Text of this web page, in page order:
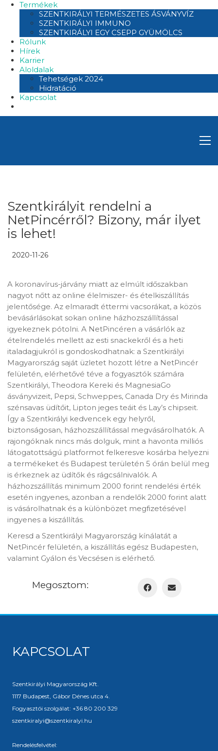
Termékek
SZENTKIRÁLYI TERMÉSZETES ÁSVÁNYVÍZ
SZENTKIRÁLYI IMMUNO
SZENTKIRÁLYI EGY CSEPP GYÜMÖLCS
Rólunk
Hírek
Karrier
Aloldalak
Tehetségek 2024
Hidratáció
Kapcsolat
Szentkirályit rendelni a
NetPincérről? Bizony, már ilyet
is lehet!
2020-11-26
A koronavírus-járvány miatt az elmúlt időszakban
nagyot nőtt az online élelmiszer- és ételkiszállítás
jelentősége. Az elmaradt éttermi vacsorákat, a közös
bevásárlásokat sokan online házhozszállítással
igyekeznek pótolni. A NetPincéren a vásárlók az
ételrendelés mellett az esti snackekről és a heti
italadagjukról is gondoskodhatnak: a Szentkirályi
Magyarország saját üzletet hozott létre a NetPincér
felületén, elérhetővé téve a fogyasztók számára
Szentkirályi, Theodora Kereki és MagnesiaGo
ásványvizeit, Pepsi, Schweppes, Canada Dry és Mirinda
szénsavas üdítőit, Lipton jeges teáit és Lay’s chipseit.
Így a Szentkirályi kedvencek egy helyről,
biztonságosan, házhozszállítással megvásárolhatók. A
rajongóknak nincs más dolguk, mint a havonta milliós
látogatottságú platformot felkeresve kosárba helyezni
a termékeket és Budapest területén 5 órán belül meg
is érkeznek az üdítők és rágcsálnivalók. A
házhozszállítás minimum 2000 forint rendelési érték
esetén ingyenes, azonban a rendelők 2000 forint alatt
is vásárolhatnak és a különbözet megfizetésével
ingyenes a kiszállítás.
Keresd a Szentkirályi Magyarország kínálatát a
NetPincér felületén, a kiszállítás egész Budapesten,
valamint Gyálon és Vecsésen is elérhető.
Megosztom:
KAPCSOLAT
Szentkirályi Magyarország Kft.
1117 Budapest, Gábor Dénes utca 4.
Fogyasztói szolgálat: +36 80 200 329
szentkiralyi@szentkiralyi.hu
Rendelésfelvétel: